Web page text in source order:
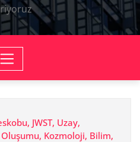
JWST, Uzay,
Kozmoloji, Bilim,